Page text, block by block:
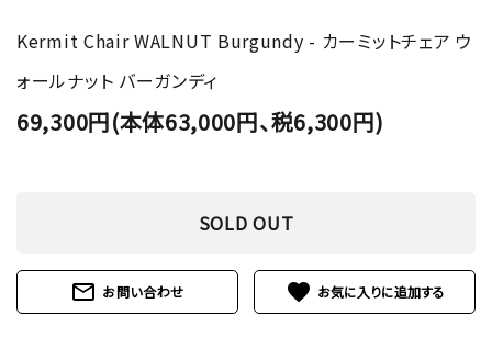
Kermit Chair WALNUT Burgundy - カーミットチェア ウ
ォールナット バーガンディ
69,300円(本体63,000円、税6,300円)
SOLD OUT
mail_outline お問い合わせ favorite